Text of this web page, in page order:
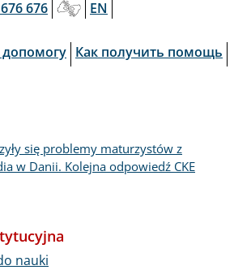
676 EN
Как получить помощь
się problemy maturzystów z
w Danii. Kolejna odpowiedź CKE
nauki